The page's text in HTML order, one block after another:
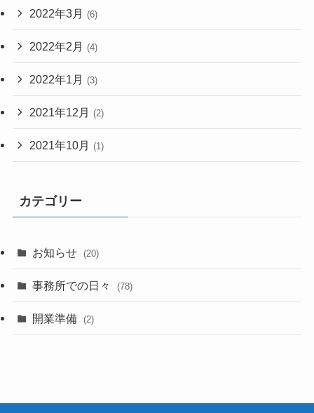
2022年3月 (6)
2022年2月 (4)
2022年1月 (3)
2021年12月 (2)
2021年10月 (1)
カテゴリー
お知らせ (20)
事務所での日々 (78)
開業準備 (2)